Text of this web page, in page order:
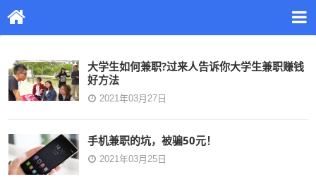
大学生如何兼职?过来人告诉你大学生兼职赚钱
好方法
2021年03月27日
手机兼职的坑，被骗50元！
2021年03月25日